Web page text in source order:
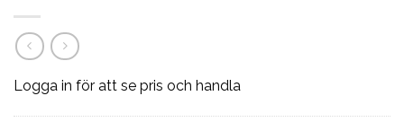
Logga in för att se pris och handla